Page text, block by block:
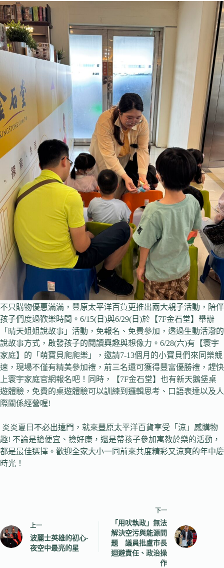
不只購物優惠滿滿，豐原太平洋百貨更推出兩大親子活動，陪伴
孩子們度過歡樂時間。6/15(日)與6/29(日)於【7F金石堂】舉辦
「晴天姐姐說故事」活動，免報名、免費參加，透過生動活潑的
說故事方式，啟發孩子的閱讀興趣與想像力。6/28(六)有【寰宇
家庭】的「萌寶貝爬爬樂」，邀請7-13個月的小寶貝們來同樂競
速，現場不僅有精美參加禮，前三名還可獲得豐富優勝禮，趕快
上寰宇家庭官網報名吧！同時，【7F金石堂】也有新天鵝堡桌
遊體驗，免費的桌遊體驗可以訓練到邏輯思考、口語表達以及人
際關係經營喔!
炎炎夏日不必出遠門，就來豐原太平洋百貨享受「涼」感購物
趣! 不論是搶便宜、撿好康，還是帶孩子參加寓教於樂的活動，
都是最佳選擇。歡迎全家大小一同前來共度精彩又涼爽的年中慶
時光！
上一
波麗士英雄的初心-
夜空中最亮的星
下一
「用吠執政」無法
解決空污與能源問
題 議員批盧市長
迴避責任、政治操
作